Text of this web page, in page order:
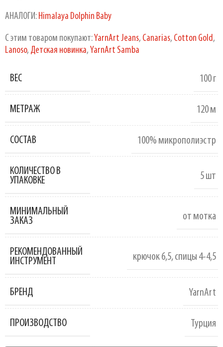
АНАЛОГИ: Himalaya Dolphin Baby
С этим товаром покупают: YarnArt Jeans, Canarias, Cotton Gold,
Lanoso, Детская новинка, YarnArt Samba
ВЕС 100 г
МЕТРАЖ 120 м
СОСТАВ 100% микрополиэстр
КОЛИЧЕСТВО В
УПАКОВКЕ
5 шт
МИНИМАЛЬНЫЙ
ЗАКАЗ
от мотка
РЕКОМЕНДОВАННЫЙ
ИНСТРУМЕНТ
крючок 6,5,спицы 4-4,5
БРЕНД YarnArt
ПРОИЗВОДСТВО Турция